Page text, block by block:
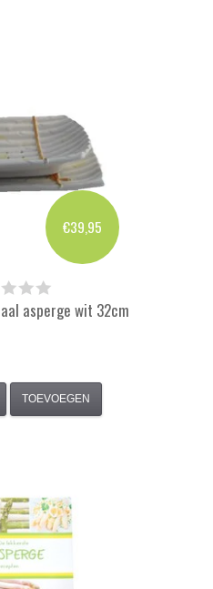
€39,95
asperge wit 32cm
TOEVOEGEN